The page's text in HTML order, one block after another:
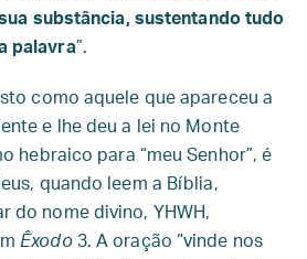
substância, sustentando tudo
palavra”.
como aquele que apareceu a
e lhe deu a lei no Monte
hebraico para “meu Senhor”, é
quando leem a Bíblia,
do nome divino, YHWH,
Êxodo 3. A oração “vinde nos